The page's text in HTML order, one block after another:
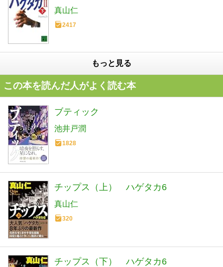
真山仁
2417
もっと見る
この本を読んだ人がよく読む本
ブティック
池井戸潤
1828
チップス（上） ハゲタカ6
真山仁
320
チップス（下） ハゲタカ6